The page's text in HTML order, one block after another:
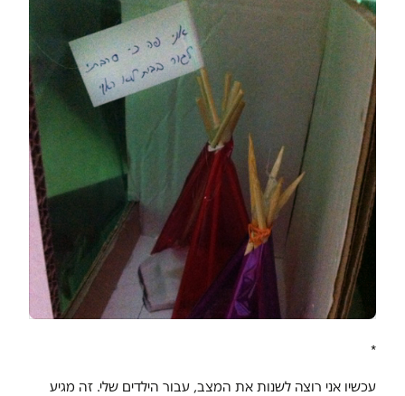
*
עכשיו אני רוצה לשנות את המצב, עבור הילדים שלי. זה מגיע